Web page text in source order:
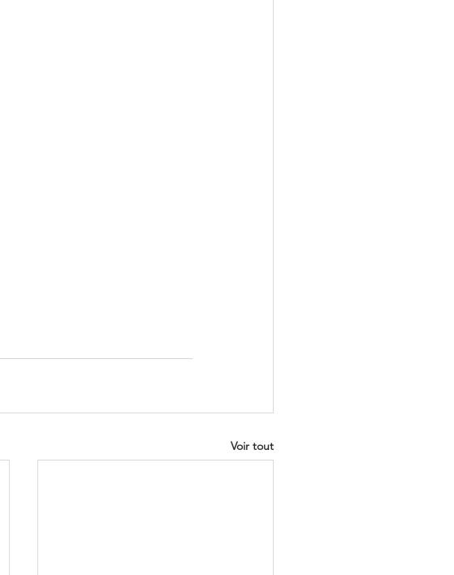
Voir tout